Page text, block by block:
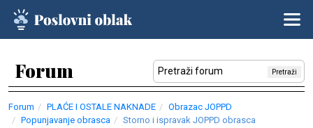
Forum Pretraži
Forum PLAĆE I OSTALE NAKNADE
Obrazac JOPPD
Popunjavanje obrasca
Storno i ispravak JOPPD obrasca